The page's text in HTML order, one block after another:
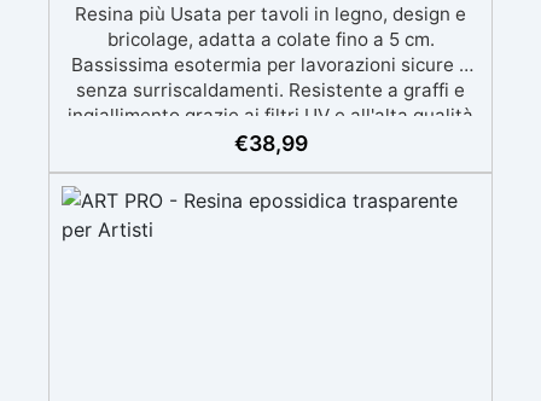
Resina più Usata per tavoli in legno, design e
bricolage, adatta a colate fino a 5 cm.
Bassissima esotermia per lavorazioni sicure e
senza surriscaldamenti. Resistente a graffi e
ingiallimento grazie ai filtri UV e all'alta qualità
meccanica. Bassa viscosità per eliminare bolle
BPA/VOC free e certificata per il contatto
prolungato con la pelle.
€38,99